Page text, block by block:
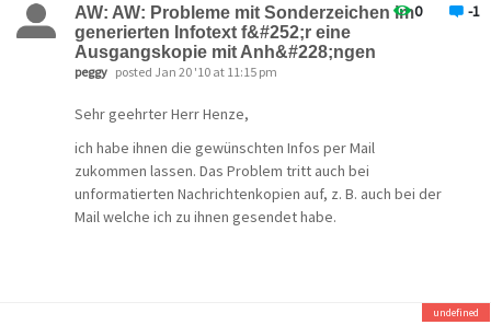
0 -1
AW: AW: Probleme mit Sonderzeichen im
generierten Infotext f&#252;r eine
Ausgangskopie mit Anh&#228;ngen
peggy posted Jan 20 '10 at 11:15 pm
Sehr geehrter Herr Henze,
ich habe ihnen die gewünschten Infos per Mail
zukommen lassen. Das Problem tritt auch bei
unformatierten Nachrichtenkopien auf, z. B. auch bei der
Mail welche ich zu ihnen gesendet habe.
undefined